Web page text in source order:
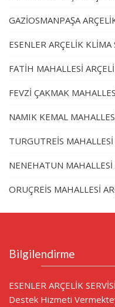
GAZİOSMANPAŞA
ESENLER ARÇELİK KLİMA
FATİH MAHALLESİ
FEVZİ ÇAKMAK
NAMIK KEMAL
TURGUTREİS MAHALLESİ
NENEHATUN MAHALLESİ
ORUÇREİS MAHALLESİ
Bilgilendirme
ESENLER ARÇELİK
Destek Hizmeti